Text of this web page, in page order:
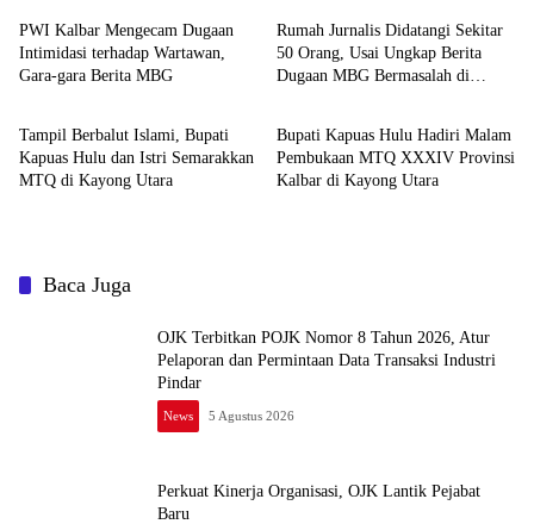
PWI Kalbar Mengecam Dugaan
Intimidasi terhadap Wartawan,
Gara-gara Berita MBG
Rumah Jurnalis Didatangi Sekitar
50 Orang, Usai Ungkap Berita
Dugaan MBG Bermasalah di
Pemerintahan dan Politik
Tampil Berbalut Islami, Bupati
Kapuas Hulu dan Istri Semarakkan
MTQ di Kayong Utara
Pemerintahan dan Politik
Bupati Kapuas Hulu Hadiri Malam
Pembukaan MTQ XXXIV Provinsi
Kalbar di Kayong Utara
Baca Juga
OJK Terbitkan POJK Nomor 8 Tahun 2026, Atur
Pelaporan dan Permintaan Data Transaksi Industri
Pindar
News 5 Agustus 2026
Perkuat Kinerja Organisasi, OJK Lantik Pejabat
Baru